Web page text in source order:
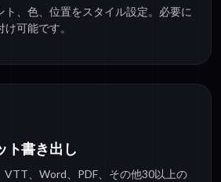
ト、色、位置をスタイル設定。必要に
可能です。
ト書き出し
VTT、Word、PDF、その他30以上の